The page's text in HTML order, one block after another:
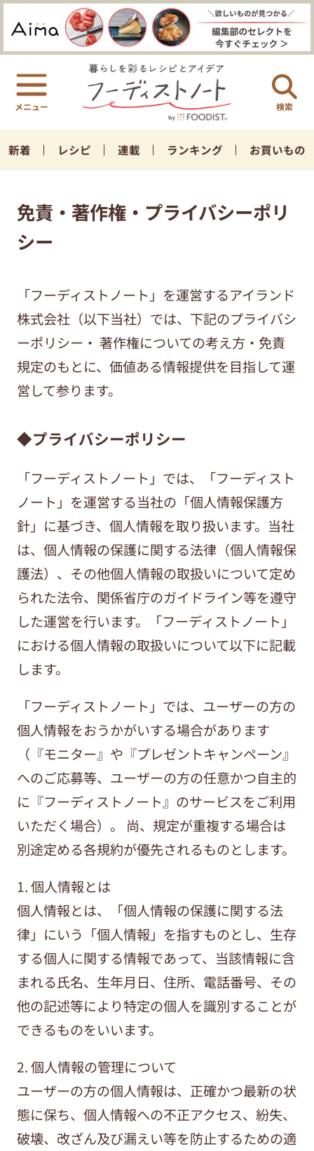
検索
新着 レシピ 連載 ランキング お買いもの
免責・著作権・プライバシーポリ
シー
「フーディストノート」を運営するアイランド
株式会社（以下当社）では、下記のプライバシ
ーポリシー・ 著作権についての考え方・免責
規定のもとに、価値ある情報提供を目指して運
営して参ります。
◆プライバシーポリシー
「フーディストノート」では、「フーディスト
ノート」を運営する当社の「個人情報保護方
針」に基づき、個人情報を取り扱います。当社
は、個人情報の保護に関する法律（個人情報保
護法）、その他個人情報の取扱いについて定め
られた法令、関係省庁のガイドライン等を遵守
した運営を行います。「フーディストノート」
における個人情報の取扱いについて以下に記載
します。
「フーディストノート」では、ユーザーの方の
個人情報をおうかがいする場合があります
（『モニター』や『プレゼントキャンペーン』
へのご応募等、ユーザーの方の任意かつ自主的
に『フーディストノート』のサービスをご利用
いただく場合）。 尚、規定が重複する場合は
別途定める各規約が優先されるものとします。
1. 個人情報とは
個人情報とは、「個人情報の保護に関する法
律」にいう「個人情報」を指すものとし、生存
する個人に関する情報であって、当該情報に含
まれる氏名、生年月日、住所、電話番号、その
他の記述等により特定の個人を識別することが
できるものをいいます。
2. 個人情報の管理について
ユーザーの方の個人情報は、正確かつ最新の状
態に保ち、個人情報への不正アクセス、紛失、
破壊、改ざん及び漏えい等を防止するための適